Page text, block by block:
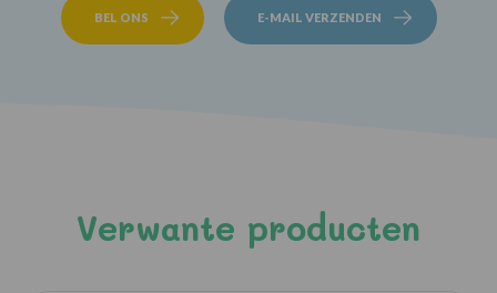
BEL ONS E-MAIL VERZENDEN
Verwante producten